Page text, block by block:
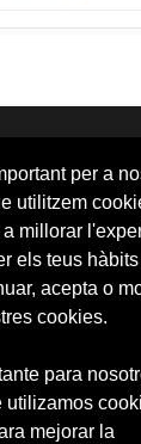
per a
utilitzem
millorar
els teus
acepta o
cookies.
para
utilizamos
mejorar la